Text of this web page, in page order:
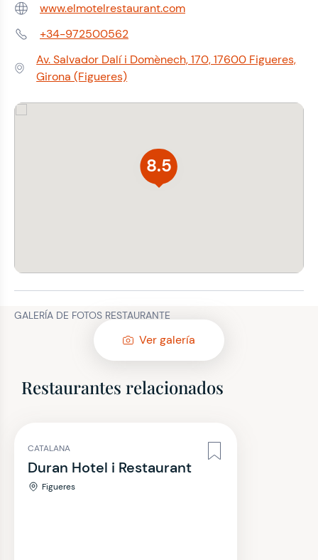
Web: www.elmotelrestaurant.com
Teléfono:+34-972500562
Dirección:
Av. Salvador Dalí i Domènech, 170, 17600 Figueres,
Girona (Figueres)
8.5
GALERÍA DE FOTOS RESTAURANTE
Ver galería
Restaurantes relacionados
CATALANA
Duran Hotel i Restaurant
Figueres